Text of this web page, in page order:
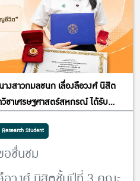
งสาวกมลชนก เลื่องลือวงศ์ นิสิต
ชาเศรษฐศาสตร์สหกรณ์ ได้รับ
ภ์เมื่อวันที่ 31 พฤษภาคม 2569
Research Student
อชื่นชม